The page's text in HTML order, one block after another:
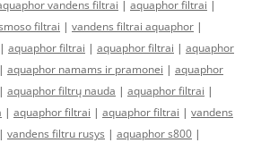
vandens filtrai | aquaphor filtrai |
filtrai | vandens filtrai aquaphor |
| aquaphor filtrai | aquaphor filtrai | aquaphor
| aquaphor namams ir pramonei | aquaphor
| aquaphor filtrų nauda | aquaphor filtrai |
| aquaphor filtrai | aquaphor filtrai | vandens
| vandens filtru rusys | aquaphor s800 |